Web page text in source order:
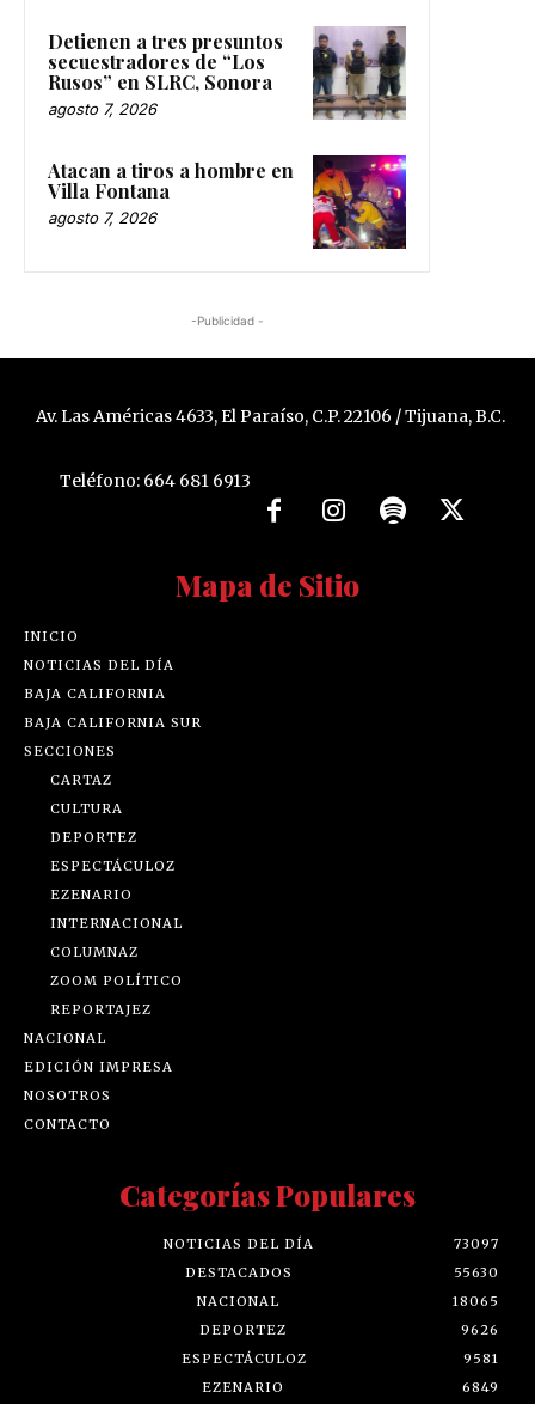
Detienen a tres presuntos
secuestradores de “Los
Rusos” en SLRC, Sonora
agosto 7, 2026
Atacan a tiros a hombre en
Villa Fontana
agosto 7, 2026
-Publicidad -
Av. Las Américas 4633, El Paraíso, C.P. 22106 / Tijuana, B.C.
Teléfono: 664 681 6913
Mapa de Sitio
INICIO
NOTICIAS DEL DÍA
BAJA CALIFORNIA
BAJA CALIFORNIA SUR
SECCIONES
CARTAZ
CULTURA
DEPORTEZ
ESPECTÁCULOZ
EZENARIO
INTERNACIONAL
COLUMNAZ
ZOOM POLÍTICO
REPORTAJEZ
NACIONAL
EDICIÓN IMPRESA
NOSOTROS
CONTACTO
Categorías Populares
NOTICIAS DEL DÍA
73097
DESTACADOS
55630
NACIONAL
18065
DEPORTEZ
9626
ESPECTÁCULOZ
9581
EZENARIO
6849